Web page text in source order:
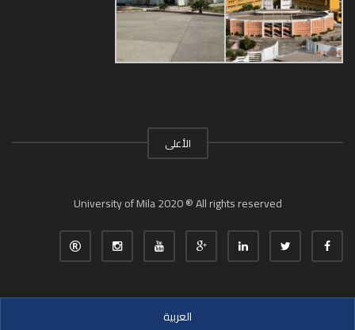
الأعلى
University of Mila 2020 ® All rights reserved
العربية